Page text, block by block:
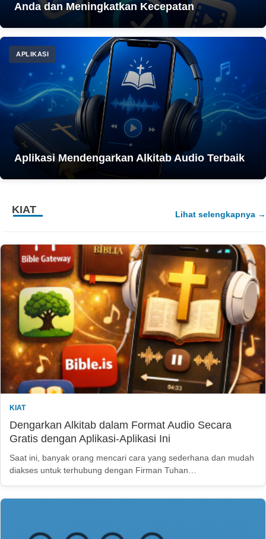
Anda dan Meningkatkan Kecepatan
APLIKASI
Aplikasi Mendengarkan Alkitab Audio Terbaik
KIAT Lihat selengkapnya
KIAT
Dengarkan Alkitab dalam Format Audio Secara
Gratis dengan Aplikasi-Aplikasi Ini
Saat ini, banyak orang mencari cara yang sederhana dan mudah
diakses untuk terhubung dengan Firman Tuhan…